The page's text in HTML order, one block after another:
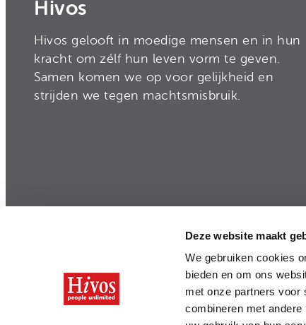
Deze website maakt
We gebruiken cookies
bieden en om ons
met onze partners voor
combineren met
Hivos
Hivos gelooft in moedige mensen en in hun
kracht om zélf hun leven vorm te geven.
Samen komen we op voor gelijkheid en
strijden we tegen machtsmisbruik.
Integriteit en